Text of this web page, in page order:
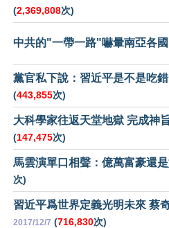
(2,369,808次)
中共的"一帶一路"嚇暈南亞各國
黨官私下說：習近平是不是吃
(443,855次)
大科學家往返天堂地獄 完成神
(147,475次)
馬雲演單口相聲：億萬富豪還
次)
習近平爲世界定義光明未來 蔡
2017/12/7 (716,830次)